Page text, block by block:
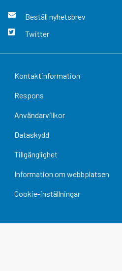
Beställ nyhetsbrev
Twitter
Kontaktinformation
Respons
Användarvillkor
Dataskydd
Tillgänglighet
Information om webbplatsen
Cookie-inställningar